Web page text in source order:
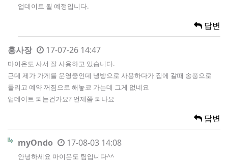
업데이트 될 예정입니다.
답변
홍사장 17-07-26 14:47
마이온도 사서 잘 사용하고 있습니다.
근데 제가 가게를 운영중인데 냉방으로 사용하다가 집에 갈때 송풍으로
돌리고 예약 꺼짐으로 해놓코 가는데 그게 없네요
업데이트 되는건가요? 언제쯤 되나요
답변
myOndo 17-08-03 14:08
안녕하세요 마이온도 팀입니다^^